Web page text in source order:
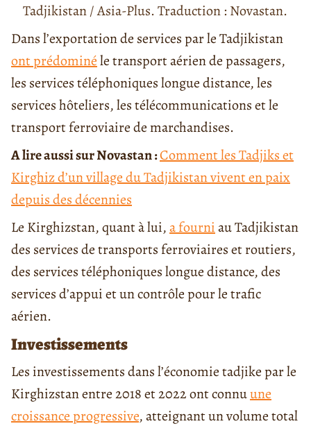
Tadjikistan / Asia-Plus. Traduction : Novastan.
Dans l’exportation de services par le Tadjikistan
ont prédominéle transport aérien de passagers,
les services téléphoniques longue distance, les
services hôteliers, les télécommunications et le
transport ferroviaire de marchandises.
A lire aussi sur Novastan :Comment les Tadjiks et
Kirghiz d’un village du Tadjikistan vivent en paix
depuis des décennies
Le Kirghizstan, quant à lui,a fourniau Tadjikistan
des services de transports ferroviaires et routiers,
des services téléphoniques longue distance, des
services d’appui et un contrôle pour le trafic
aérien.
Investissements
Les investissements dans l’économie tadjike par le
Kirghizstan entre 2018 et 2022 ont connuune
croissance progressive, atteignant un volume total